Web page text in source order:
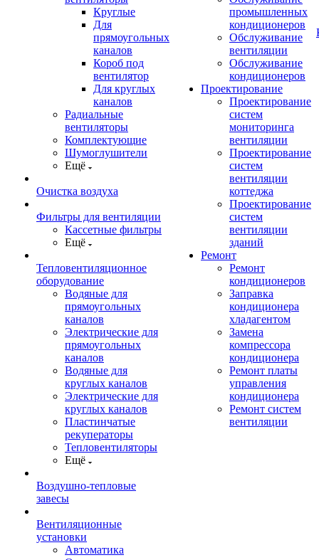
Круглые
Для
прямоугольных
каналов
Короб под
вентилятор
Для круглых
каналов
Радиальные
вентиляторы
Комплектующие
Шумоглушители
Ещё
Очистка воздуха
Фильтры для вентиляции
Кассетные фильтры
Ещё
Тепловентиляционное
оборудование
Водяные для
прямоугольных
каналов
Электрические для
прямоугольных
каналов
Водяные для
круглых каналов
Электрические для
круглых каналов
Пластинчатые
рекуператоры
Тепловентиляторы
Ещё
Воздушно-тепловые
завесы
Вентиляционные
установки
Автоматика
промышленных
кондиционеров
Обслуживание
вентиляции
Обслуживание
кондиционеров
Проектирование
Проектирование
систем
мониторинга
вентиляции
Проектирование
систем
вентиляции
коттеджа
Проектирование
систем
вентиляции
зданий
Ремонт
Ремонт
кондиционеров
Заправка
кондиционера
хладагентом
Замена
компрессора
кондиционера
Ремонт платы
управления
кондиционера
Ремонт систем
вентиляции